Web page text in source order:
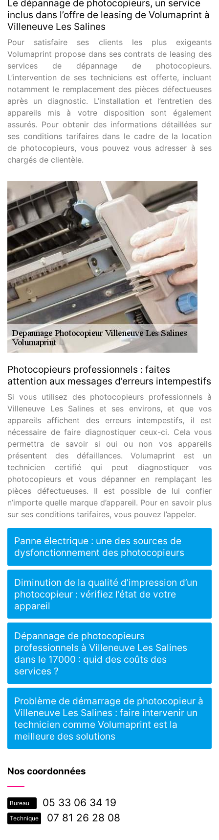
Nos coordonnées
Bureau 05 33 06 34 19
Technique 07 81 26 28 08
Le dépannage de photocopieurs, un service
inclus dans l’offre de leasing de Volumaprint à
Villeneuve Les Salines
Pour satisfaire ses clients les plus exigeants
Volumaprint propose dans ses contrats de leasing des
services de dépannage de photocopieurs.
L’intervention de ses techniciens est offerte, incluant
notamment le remplacement des pièces défectueuses
après un diagnostic. L’installation et l’entretien des
appareils mis à votre disposition sont également
assurés. Pour obtenir des informations détaillées sur
ses conditions tarifaires dans le cadre de la location
de photocopieurs, vous pouvez vous adresser à ses
chargés de clientèle.
Photocopieurs professionnels : faites
attention aux messages d’erreurs intempestifs
Si vous utilisez des photocopieurs professionnels à
Villeneuve Les Salines et ses environs, et que vos
appareils affichent des erreurs intempestifs, il est
nécessaire de faire diagnostiquer ceux-ci. Cela vous
permettra de savoir si oui ou non vos appareils
présentent des défaillances. Volumaprint est un
technicien certifié qui peut diagnostiquer vos
photocopieurs et vous dépanner en remplaçant les
pièces défectueuses. Il est possible de lui confier
n’importe quelle marque d’appareil. Pour en savoir plus
sur ses conditions tarifaires, vous pouvez l’appeler.
Panne électrique : une des sources de
dysfonctionnement des photocopieurs
Diminution de la qualité d’impression d’un
photocopieur : vérifiez l’état de votre
appareil
Dépannage de photocopieurs
professionnels à Villeneuve Les Salines
dans le 17000 : quid des coûts des
services ?
Problème de démarrage de photocopieur à
Villeneuve Les Salines : faire intervenir un
technicien comme Volumaprint est la
meilleure des solutions